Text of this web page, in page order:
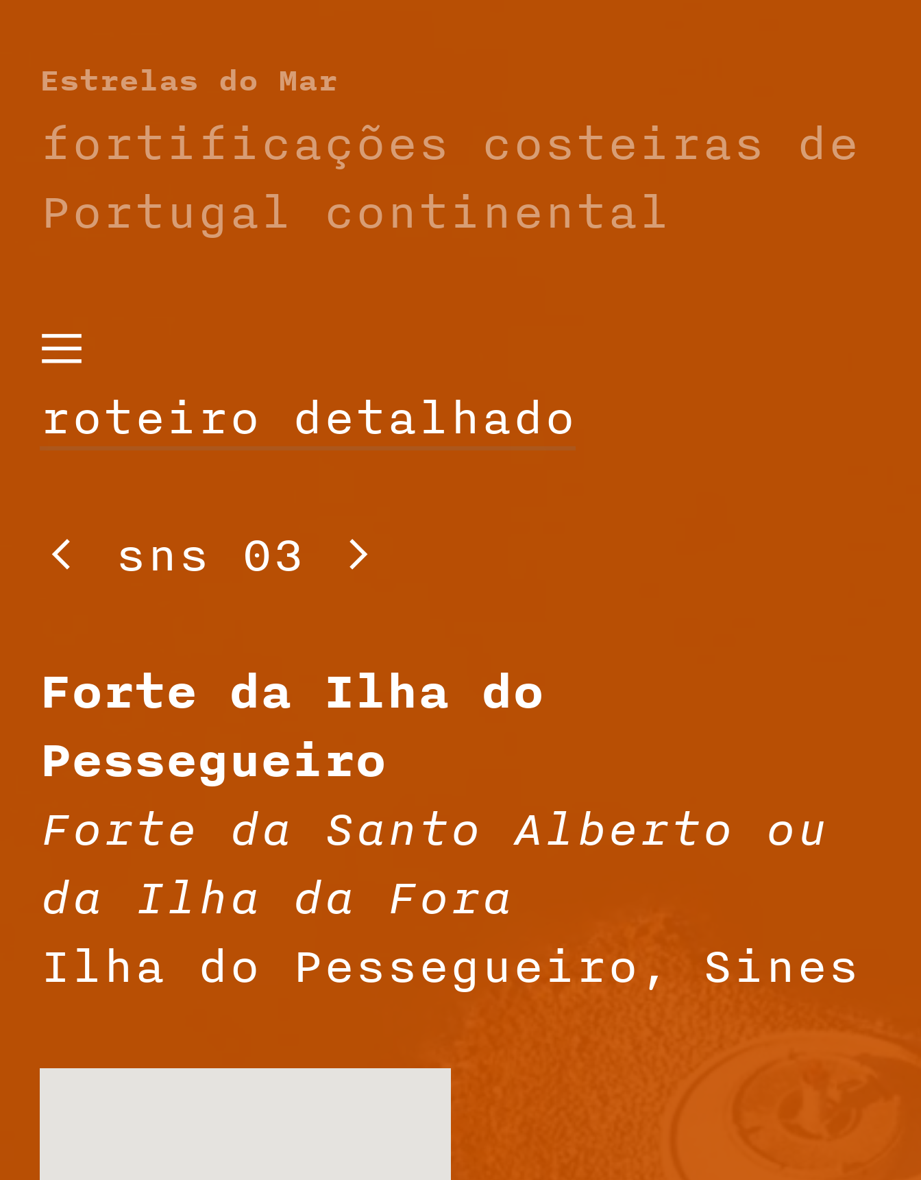
Estrelas do Mar
fortificações costeiras de
Portugal continental

roteiro detalhado
 sns 03 
Forte da Ilha do
Pessegueiro
Forte da Santo Alberto ou
da Ilha da Fora
Ilha do Pessegueiro, Sines